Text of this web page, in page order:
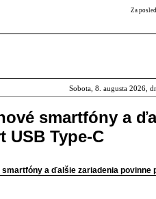
Za
Sobota, 8. augusta 2026,
smartfóny a
USB Type-C
a ďalšie zariadenia povinne